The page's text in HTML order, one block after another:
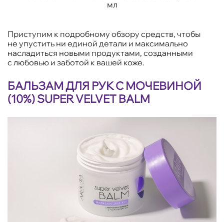
мл
Приступим к подробному обзору средств, чтобы
не упустить ни единой детали и максимально
насладиться новыми продуктами, созданными
с любовью и заботой к вашей коже.
БАЛЬЗАМ ДЛЯ РУК С МОЧЕВИНОЙ
(10%) SUPER VELVET BALM